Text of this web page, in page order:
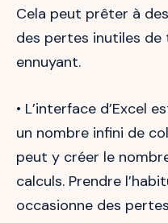
Cela peut prêter à
des pertes inutiles
ennuyant.
• L’interface d’Excel
un nombre infini de
peut y créer le
calculs. Prendre
occasionne des